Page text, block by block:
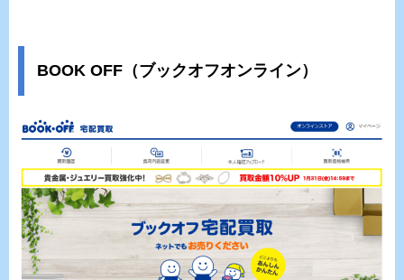
BOOK OFF（ブックオフオンライン）